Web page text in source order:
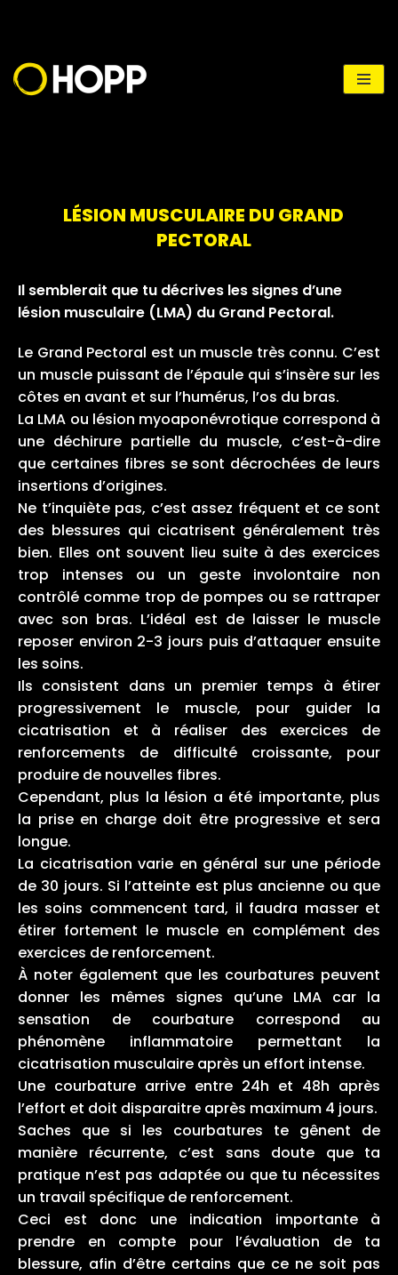
au
contenu
LÉSION MUSCULAIRE DU GRAND
PECTORAL
Il semblerait que tu décrives les signes d’une
lésion musculaire (LMA) du Grand Pectoral.
Le Grand Pectoral est un muscle très connu. C’est
un muscle puissant de l’épaule qui s’insère sur les
côtes en avant et sur l’humérus, l’os du bras.
La LMA ou lésion myoaponévrotique correspond à
une déchirure partielle du muscle, c’est-à-dire
que certaines fibres se sont décrochées de leurs
insertions d’origines.
Ne t’inquiète pas, c’est assez fréquent et ce sont
des blessures qui cicatrisent généralement très
bien. Elles ont souvent lieu suite à des exercices
trop intenses ou un geste involontaire non
contrôlé comme trop de pompes ou se rattraper
avec son bras. L’idéal est de laisser le muscle
reposer environ 2-3 jours puis d’attaquer ensuite
les soins.
Ils consistent dans un premier temps à étirer
progressivement le muscle, pour guider la
cicatrisation et à réaliser des exercices de
renforcements de difficulté croissante, pour
produire de nouvelles fibres.
Cependant, plus la lésion a été importante, plus
la prise en charge doit être progressive et sera
longue.
La cicatrisation varie en général sur une période
de 30 jours. Si l’atteinte est plus ancienne ou que
les soins commencent tard, il faudra masser et
étirer fortement le muscle en complément des
exercices de renforcement.
À noter également que les courbatures peuvent
donner les mêmes signes qu’une LMA car la
sensation de courbature correspond au
phénomène inflammatoire permettant la
cicatrisation musculaire après un effort intense.
Une courbature arrive entre 24h et 48h après
l’effort et doit disparaitre après maximum 4 jours.
Saches que si les courbatures te gênent de
manière récurrente, c’est sans doute que ta
pratique n’est pas adaptée ou que tu nécessites
un travail spécifique de renforcement.
Ceci est donc une indication importante à
prendre en compte pour l’évaluation de ta
blessure, afin d’être certains que ce ne soit pas